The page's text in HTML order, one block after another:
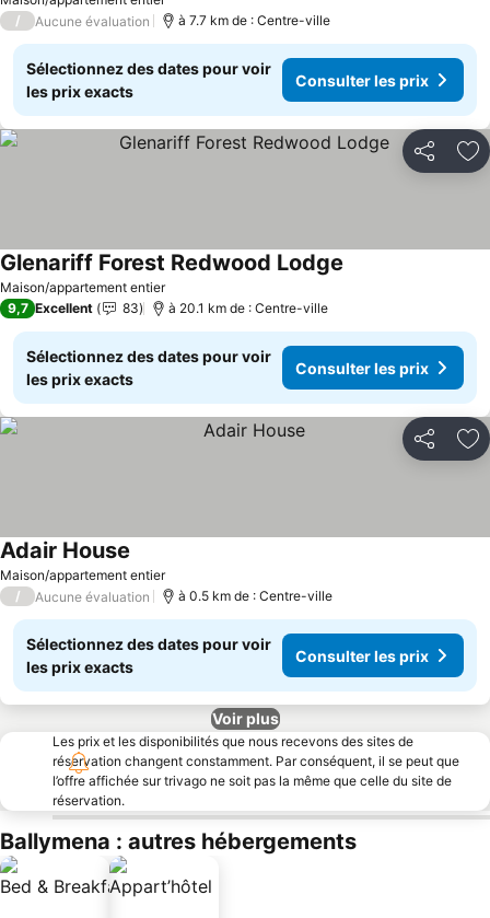
/
Aucune évaluation à 7.7 km de : Centre-ville
Sélectionnez des dates pour voir
les prix exacts
Consulter les prix
Partager
Maison/appartement entier
Glenariff Forest Redwood Lodge
9,7 Excellent 83 à 20.1 km de : Centre-ville
Sélectionnez des dates pour voir
les prix exacts
Consulter les prix
Partager
Maison/appartement entier
Adair House
/ Aucune évaluation à 0.5 km de : Centre-ville
Sélectionnez des dates pour voir
les prix exacts
Consulter les prix
Voir plus
Les prix et les disponibilités que nous recevons des sites de
réservation changent constamment. Par conséquent, il se peut que
l’offre affichée sur trivago ne soit pas la même que celle du site de
réservation.
Ballymena : autres hébergements